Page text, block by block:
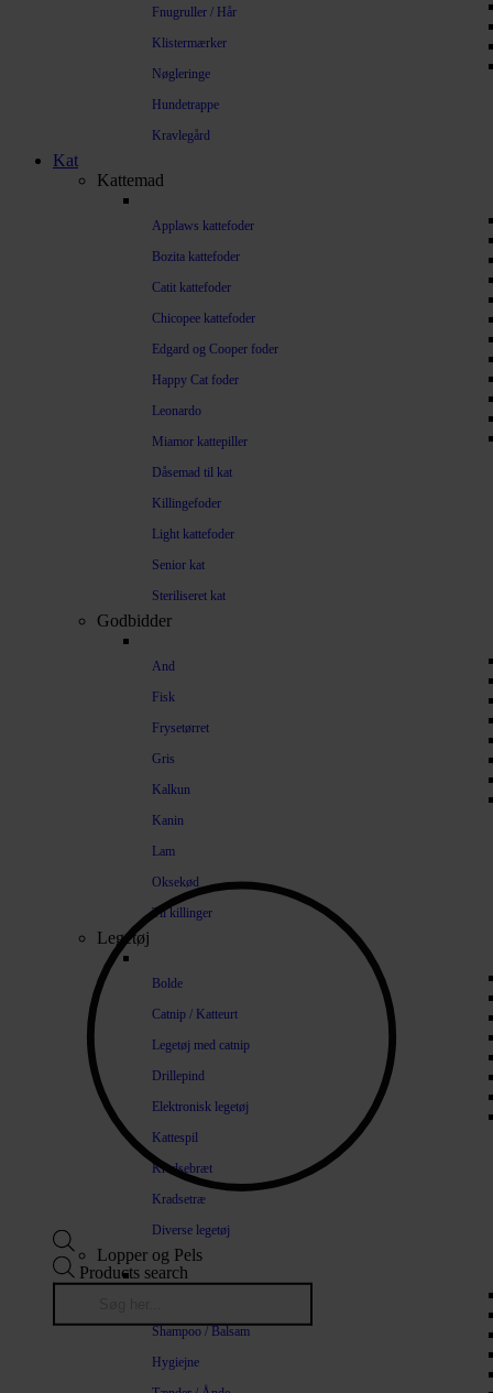
Fnugruller / Hår
Klistermærker
Nøgleringe
Hundetrappe
Kravlegård
Kat
Kattemad
Applaws kattefoder
Bozita kattefoder
Catit kattefoder
Chicopee kattefoder
Edgard og Cooper foder
Happy Cat foder
Leonardo
Miamor kattepiller
Dåsemad til kat
Killingefoder
Light kattefoder
Senior kat
Steriliseret kat
Godbidder
And
Fisk
Frysetørret
Gris
Kalkun
Kanin
Lam
Oksekød
Til killinger
Legetøj
Bolde
Catnip / Katteurt
Legetøj med catnip
Drillepind
Elektronisk legetøj
Kattespil
Kradsebræt
Kradsetræ
Diverse legetøj
Lopper og Pels
Shampoo / Balsam
Hygiejne
Products search